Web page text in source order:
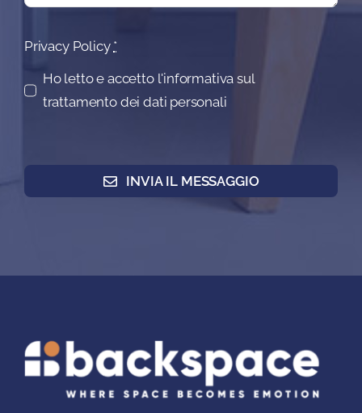
Privacy Policy *
Ho letto e accetto l'informativa sul
trattamento dei dati personali
INVIA IL MESSAGGIO